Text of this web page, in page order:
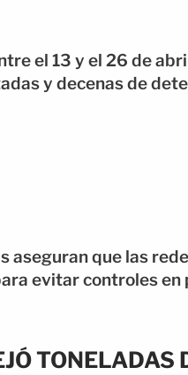
el 13 y el 26 de
y decenas de
aseguran que las
evitar controles en
TONELADAS